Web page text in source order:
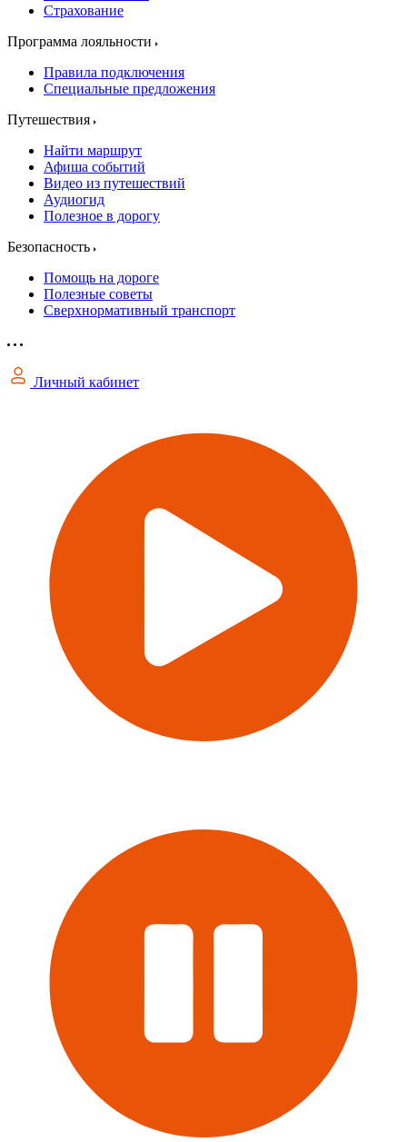
Страхование
Программа лояльности
Правила подключения
Специальные предложения
Путешествия
Найти маршрут
Афиша событий
Видео из путешествий
Аудиогид
Полезное в дорогу
Безопасность
Помощь на дороге
Полезные советы
Сверхнормативный транспорт
Личный кабинет